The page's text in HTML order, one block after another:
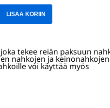
LISÄÄ KORIIN
tekee reiän paksuun
nahkojen ja keinonahkojen
voi käyttää myös